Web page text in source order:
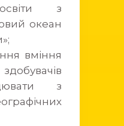
з
океан
вміння
з